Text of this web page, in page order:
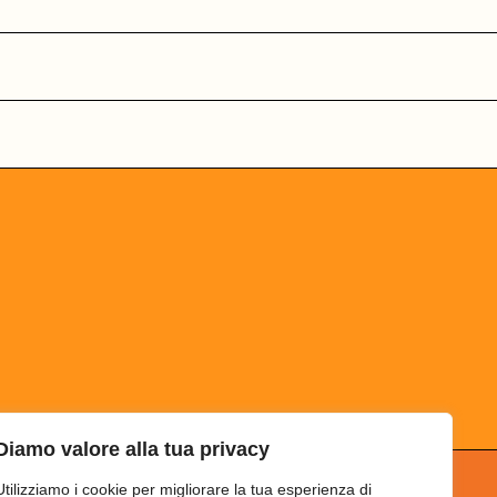
valore alla tua privacy
i cookie per migliorare la tua esperienza di